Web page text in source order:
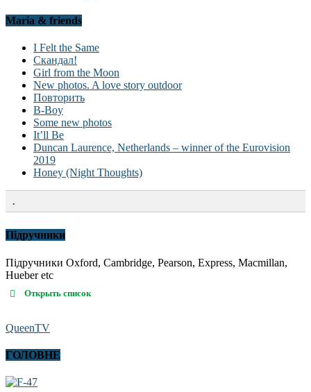
Maria & friends
I Felt the Same
Скандал!
Girl from the Moon
New photos. A love story outdoor
Повторить
B-Boy
Some new photos
It’ll Be
Duncan Laurence, Netherlands – winner of the Eurovision
2019
Honey (Night Thoughts)
.
Підручники
Підручники Oxford, Cambridge, Pearson, Express, Macmillan,
Hueber etc
Открыть список
QueenTV
ГОЛОВНЕ